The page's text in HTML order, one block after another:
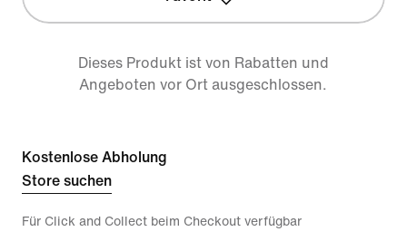
Dieses Produkt ist von Rabatten und
Angeboten vor Ort ausgeschlossen.
Kostenlose Abholung
Store suchen
Für Click and Collect beim Checkout verfügbar